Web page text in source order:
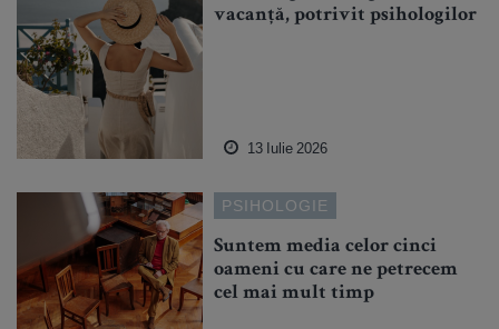
vacanță, potrivit psihologilor
13 Iulie 2026
PSIHOLOGIE
Suntem media celor cinci
oameni cu care ne petrecem
cel mai mult timp